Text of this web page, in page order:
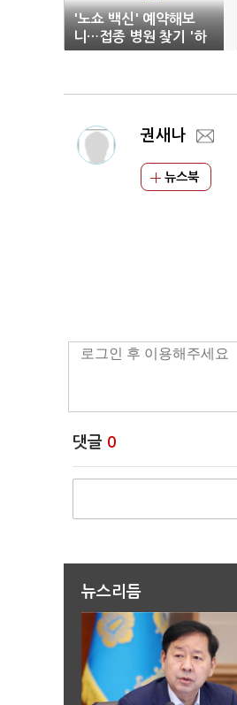
'노쇼 백신' 예약해보
니…접종 병원 찾기 '하
늘의 별따기'
권새나
뉴스북
댓글 0
뉴스리듬